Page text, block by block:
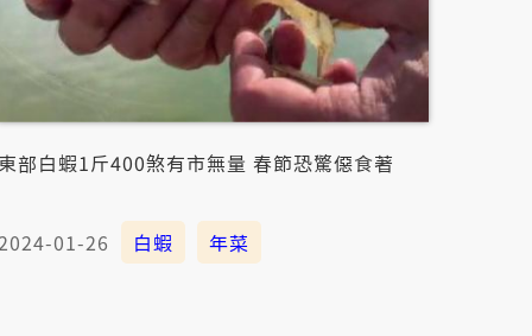
部白蝦1斤400煞有市無量 春節恐驚僫食著
01-26 白蝦 年菜